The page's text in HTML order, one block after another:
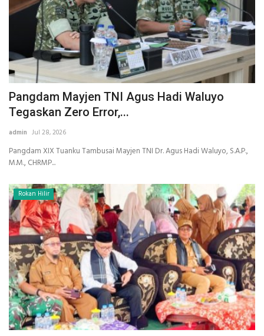
Pangdam Mayjen TNI Agus Hadi Waluyo
Tegaskan Zero Error,...
admin Jul 28, 2026
Pangdam XIX Tuanku Tambusai Mayjen TNI Dr. Agus Hadi Waluyo, S.A.P.,
M.M., CHRMP...
Rokan Hilir